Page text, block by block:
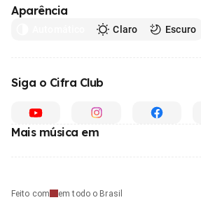
Aparência
Claro Escuro
Siga o Cifra Club
Mais música em
Feito com em todo o Brasil